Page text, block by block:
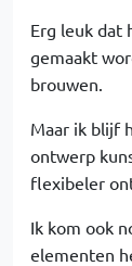
Erg leuk dat
gemaakt
brouwen.
Maar ik blijf
ontwerp
flexibeler
Ik kom ook
elementen